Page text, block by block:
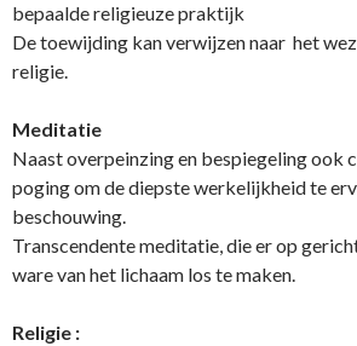
bepaalde religieuze praktijk
De toewijding kan verwijzen naar het
religie.
Meditatie
Naast overpeinzing en bespiegeling ook
poging om de diepste werkelijkheid te
beschouwing.
Transcendente meditatie, die er op
ware van het lichaam los te maken.
Religie :